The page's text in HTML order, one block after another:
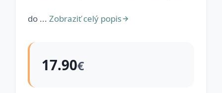
do ... Zobraziť celý popis
17.90€